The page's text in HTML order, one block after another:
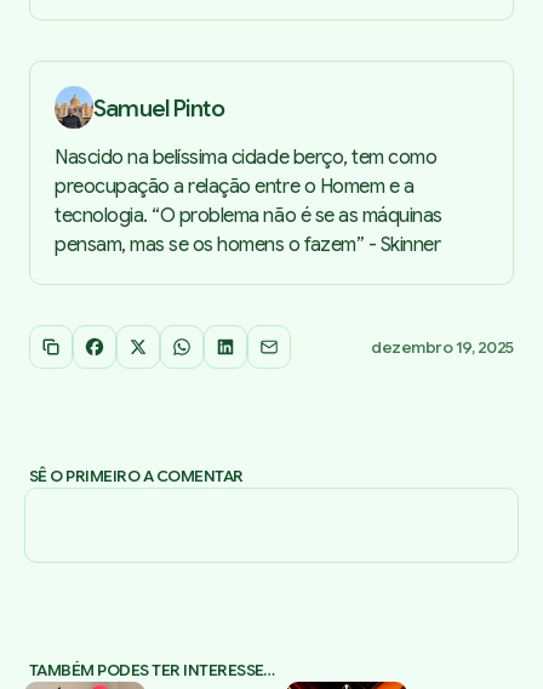
Samuel Pinto
Nascido na belíssima cidade berço, tem como
preocupação a relação entre o Homem e a
tecnologia. “O problema não é se as máquinas
pensam, mas se os homens o fazem” - Skinner
Copiar link
Facebook
X WhatsApp
LinkedInEmail dezembro 19, 2025
SÊ O PRIMEIRO A COMENTAR
TAMBÉM PODES TER INTERESSE…